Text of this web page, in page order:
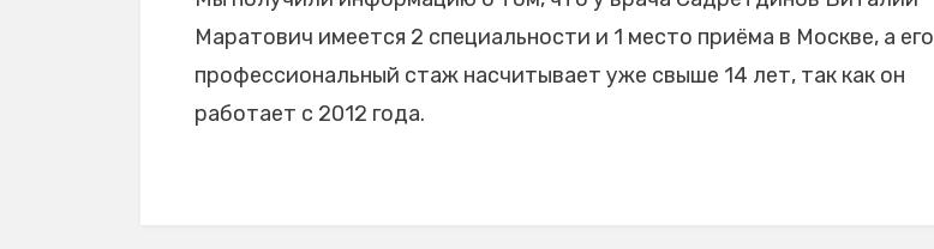
Маратович имеется 2 специальности и 1 место приёма в Москве, а его
профессиональный стаж насчитывает уже свыше 14 лет, так как он
работает с 2012 года.